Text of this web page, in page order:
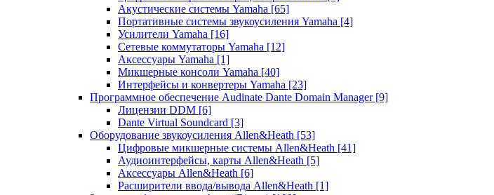
Акустические системы Yamaha [65]
Портативные системы звукоусиления Yamaha [4]
Усилители Yamaha [16]
Сетевые коммутаторы Yamaha [12]
Аксессуары Yamaha [1]
Микшерные консоли Yamaha [40]
Интерфейсы и конвертеры Yamaha [23]
Программное обеспечение Audinate Dante Domain Manager [9]
Лицензии DDM [6]
Dante Virtual Soundcard [3]
Оборудование звукоусиления Allen&Heath [53]
Цифровые микшерные системы Allen&Heath [41]
Аудиоинтерфейсы, карты Allen&Heath [5]
Аксессуары Allen&Heath [6]
Расширители ввода/вывода Allen&Heath [1]